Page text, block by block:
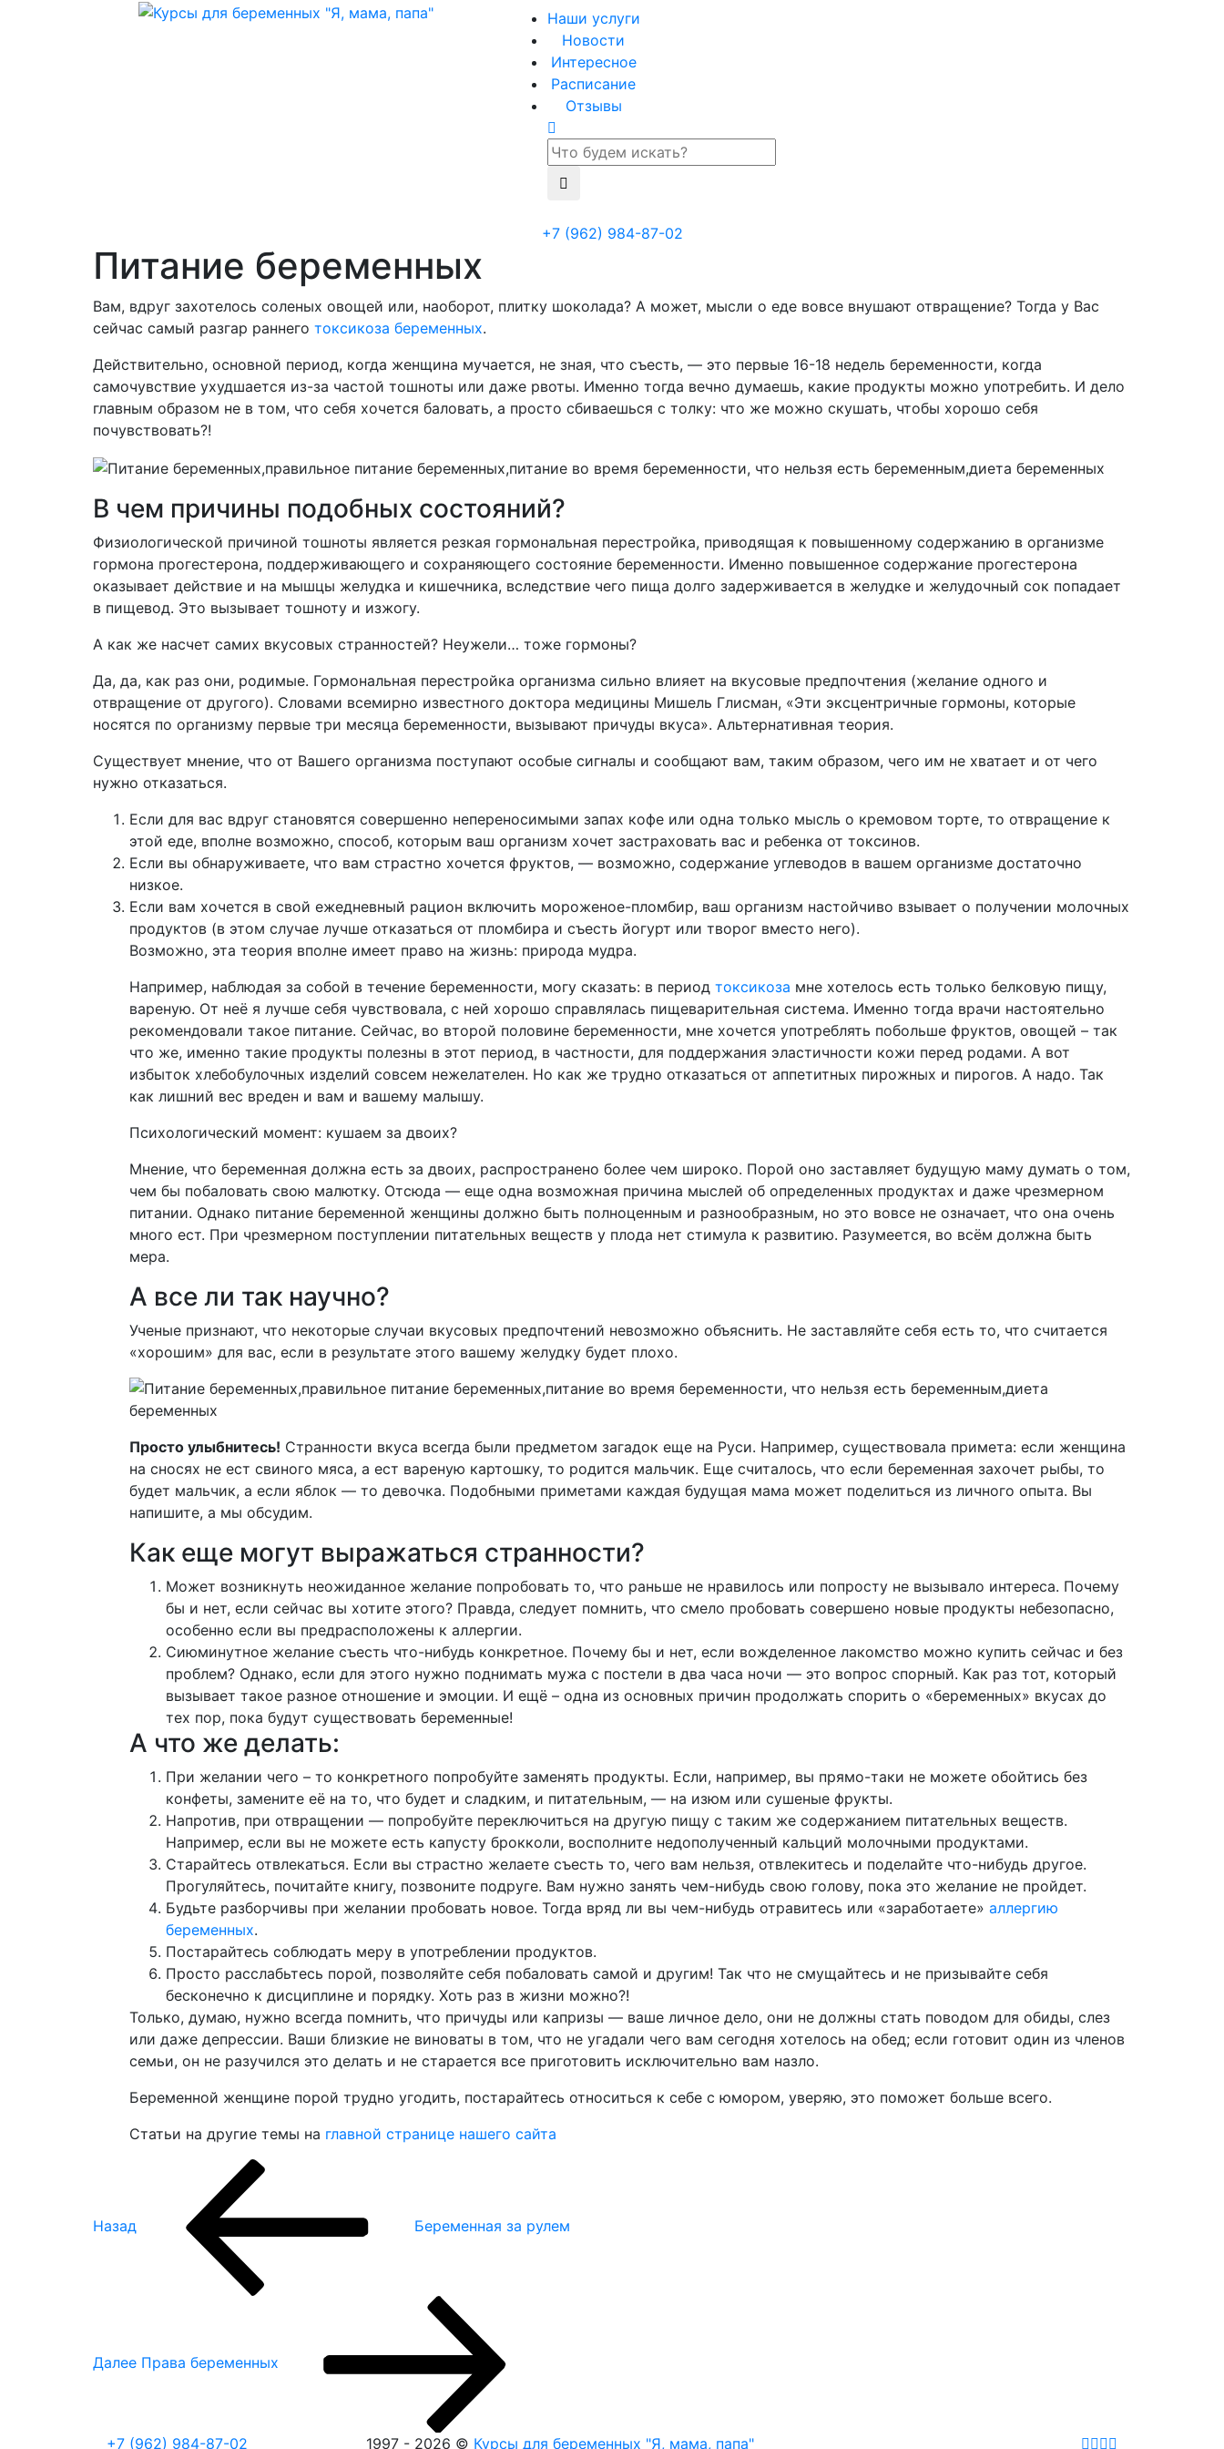
Наши услуги
Новости
Интересное
Расписание
Отзывы
+7 (962) 984-87-02
Питание беременных
Вам, вдруг захотелось соленых овощей или, наоборот, плитку шоколада? А может, мысли о еде вовсе внушают отвращение? Тогда у Вас
сейчас самый разгар раннего токсикоза беременных.
Действительно, основной период, когда женщина мучается, не зная, что съесть, — это первые 16-18 недель беременности, когда
самочувствие ухудшается из-за частой тошноты или даже рвоты. Именно тогда вечно думаешь, какие продукты можно употребить. И дело
главным образом не в том, что себя хочется баловать, а просто сбиваешься с толку: что же можно скушать, чтобы хорошо себя
почувствовать?!
В чем причины подобных состояний?
Физиологической причиной тошноты является резкая гормональная перестройка, приводящая к повышенному содержанию в организме
гормона прогестерона, поддерживающего и сохраняющего состояние беременности. Именно повышенное содержание прогестерона
оказывает действие и на мышцы желудка и кишечника, вследствие чего пища долго задерживается в желудке и желудочный сок попадает
в пищевод. Это вызывает тошноту и изжогу.
А как же насчет самих вкусовых странностей? Неужели… тоже гормоны?
Да, да, как раз они, родимые. Гормональная перестройка организма сильно влияет на вкусовые предпочтения (желание одного и
отвращение от другого). Словами всемирно известного доктора медицины Мишель Глисман, «Эти эксцентричные гормоны, которые
носятся по организму первые три месяца беременности, вызывают причуды вкуса». Альтернативная теория.
Существует мнение, что от Вашего организма поступают особые сигналы и сообщают вам, таким образом, чего им не хватает и от чего
нужно отказаться.
Если для вас вдруг становятся совершенно непереносимыми запах кофе или одна только мысль о кремовом торте, то отвращение к
этой еде, вполне возможно, способ, которым ваш организм хочет застраховать вас и ребенка от токсинов.
Если вы обнаруживаете, что вам страстно хочется фруктов, — возможно, содержание углеводов в вашем организме достаточно
низкое.
Если вам хочется в свой ежедневный рацион включить мороженое-пломбир, ваш организм настойчиво взывает о получении молочных
продуктов (в этом случае лучше отказаться от пломбира и съесть йогурт или творог вместо него).
Возможно, эта теория вполне имеет право на жизнь: природа мудра.
Например, наблюдая за собой в течение беременности, могу сказать: в период токсикоза мне хотелось есть только белковую пищу,
вареную. От неё я лучше себя чувствовала, с ней хорошо справлялась пищеварительная система. Именно тогда врачи настоятельно
рекомендовали такое питание. Сейчас, во второй половине беременности, мне хочется употреблять побольше фруктов, овощей – так
что же, именно такие продукты полезны в этот период, в частности, для поддержания эластичности кожи перед родами. А вот
избыток хлебобулочных изделий совсем нежелателен. Но как же трудно отказаться от аппетитных пирожных и пирогов. А надо. Так
как лишний вес вреден и вам и вашему малышу.
Психологический момент: кушаем за двоих?
Мнение, что беременная должна есть за двоих, распространено более чем широко. Порой оно заставляет будущую маму думать о том,
чем бы побаловать свою малютку. Отсюда — еще одна возможная причина мыслей об определенных продуктах и даже чрезмерном
питании. Однако питание беременной женщины должно быть полноценным и разнообразным, но это вовсе не означает, что она очень
много ест. При чрезмерном поступлении питательных веществ у плода нет стимула к развитию. Разумеется, во всём должна быть
мера.
А все ли так научно?
Ученые признают, что некоторые случаи вкусовых предпочтений невозможно объяснить. Не заставляйте себя есть то, что считается
«хорошим» для вас, если в результате этого вашему желудку будет плохо.
Просто улыбнитесь! Странности вкуса всегда были предметом загадок еще на Руси. Например, существовала примета: если женщина
на сносях не ест свиного мяса, а ест вареную картошку, то родится мальчик. Еще считалось, что если беременная захочет рыбы, то
будет мальчик, а если яблок — то девочка. Подобными приметами каждая будущая мама может поделиться из личного опыта. Вы
напишите, а мы обсудим.
Как еще могут выражаться странности?
Может возникнуть неожиданное желание попробовать то, что раньше не нравилось или попросту не вызывало интереса. Почему
бы и нет, если сейчас вы хотите этого? Правда, следует помнить, что смело пробовать совершено новые продукты небезопасно,
особенно если вы предрасположены к аллергии.
Сиюминутное желание съесть что-нибудь конкретное. Почему бы и нет, если вожделенное лакомство можно купить сейчас и без
проблем? Однако, если для этого нужно поднимать мужа с постели в два часа ночи — это вопрос спорный. Как раз тот, который
вызывает такое разное отношение и эмоции. И ещё – одна из основных причин продолжать спорить о «беременных» вкусах до
тех пор, пока будут существовать беременные!
А что же делать:
При желании чего – то конкретного попробуйте заменять продукты. Если, например, вы прямо-таки не можете обойтись без
конфеты, замените её на то, что будет и сладким, и питательным, — на изюм или сушеные фрукты.
Напротив, при отвращении — попробуйте переключиться на другую пищу с таким же содержанием питательных веществ.
Например, если вы не можете есть капусту брокколи, восполните недополученный кальций молочными продуктами.
Старайтесь отвлекаться. Если вы страстно желаете съесть то, чего вам нельзя, отвлекитесь и поделайте что-нибудь другое.
Прогуляйтесь, почитайте книгу, позвоните подруге. Вам нужно занять чем-нибудь свою голову, пока это желание не пройдет.
Будьте разборчивы при желании пробовать новое. Тогда вряд ли вы чем-нибудь отравитесь или «заработаете» аллергию
беременных.
Постарайтесь соблюдать меру в употреблении продуктов.
Просто расслабьтесь порой, позволяйте себя побаловать самой и другим! Так что не смущайтесь и не призывайте себя
бесконечно к дисциплине и порядку. Хоть раз в жизни можно?!
Только, думаю, нужно всегда помнить, что причуды или капризы — ваше личное дело, они не должны стать поводом для обиды, слез
или даже депрессии. Ваши близкие не виноваты в том, что не угадали чего вам сегодня хотелось на обед; если готовит один из членов
семьи, он не разучился это делать и не старается все приготовить исключительно вам назло.
Беременной женщине порой трудно угодить, постарайтесь относиться к себе с юмором, уверяю, это поможет больше всего.
Статьи на другие темы на главной странице нашего сайта
Навигация
записям
Назад
Беременная за рулем
Далее Права беременных
+7 (962) 984-87-02 1997 - 2026 © Курсы для беременных "Я, мама, папа"